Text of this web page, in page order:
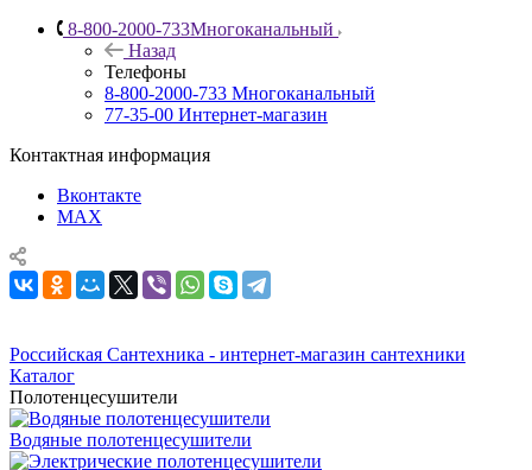
8-800-2000-733Многоканальный
Назад
Телефоны
8-800-2000-733 Многоканальный
77-35-00 Интернет-магазин
Контактная информация
Вконтакте
MAX
Российская Сантехника - интернет-магазин сантехники
Каталог
Полотенцесушители
Водяные полотенцесушители